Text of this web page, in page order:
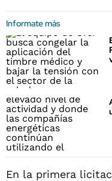
Informate más
En la primera